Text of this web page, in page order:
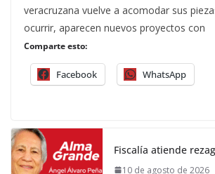
veracruzana vuelve a acomodar sus
ocurrir, aparecen nuevos proyectos con
Comparte esto:
Facebook WhatsApp
Fiscalía atiende
10 de agosto de 2026